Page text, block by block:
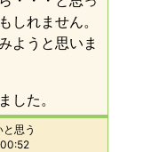
しれません。
ようと思いま
した。
思う